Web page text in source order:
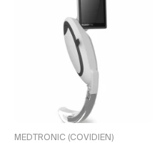
MEDTRONIC (COVIDIEN)